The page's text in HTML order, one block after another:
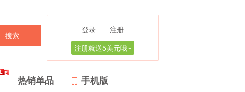
搜索
登录
注册
注册就送5美元哦~
热销单品 手机版